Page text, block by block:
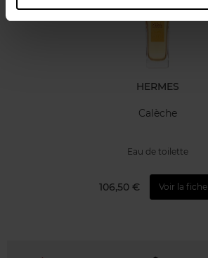
HERMES
Calèche
Eau de toilette
106,50 € Voir la fiche